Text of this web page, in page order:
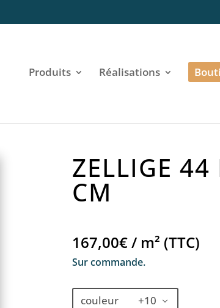
Produits Réalisations
ZELLIGE
CM
167,00€ / m² (TTC)
Sur commande.
couleur +10